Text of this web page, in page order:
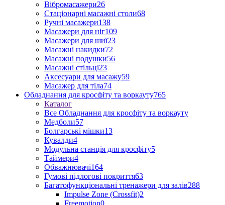
Вібромасажери26
Стаціонарні масажні столи68
Ручні масажери138
Масажери для ніг109
Масажери для шиї23
Масажні накидки72
Масажні подушки56
Масажні стільці23
Аксесуари для масажу59
Масажер для тіла74
Обладнання для кросфіту та воркауту765
Каталог
Все Обладнання для кросфіту та воркауту
Медболи57
Болгарські мішки13
Кувалди4
Модульна станція для кросфіту5
Таймери4
Обважнювачі164
Гумові підлогові покриття63
Багатофункціональні тренажери для залів288
Impulse Zone (Crossfit)2
Freemotion0